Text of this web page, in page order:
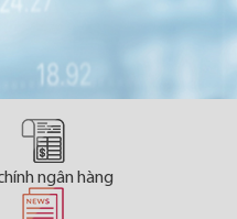
chính ngân hàng